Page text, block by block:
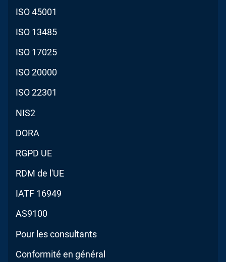
ISO 45001
ISO 13485
ISO 17025
ISO 20000
ISO 22301
NIS2
DORA
RGPD UE
RDM de l'UE
IATF 16949
AS9100
Pour les consultants
Conformité en général